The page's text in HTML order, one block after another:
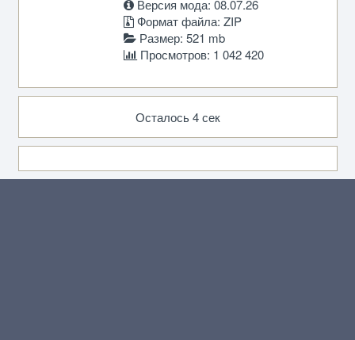
Версия мода: 08.07.26
Формат файла: ZIP
Размер: 521 mb
Просмотров: 1 042 420
Осталось 4 сек